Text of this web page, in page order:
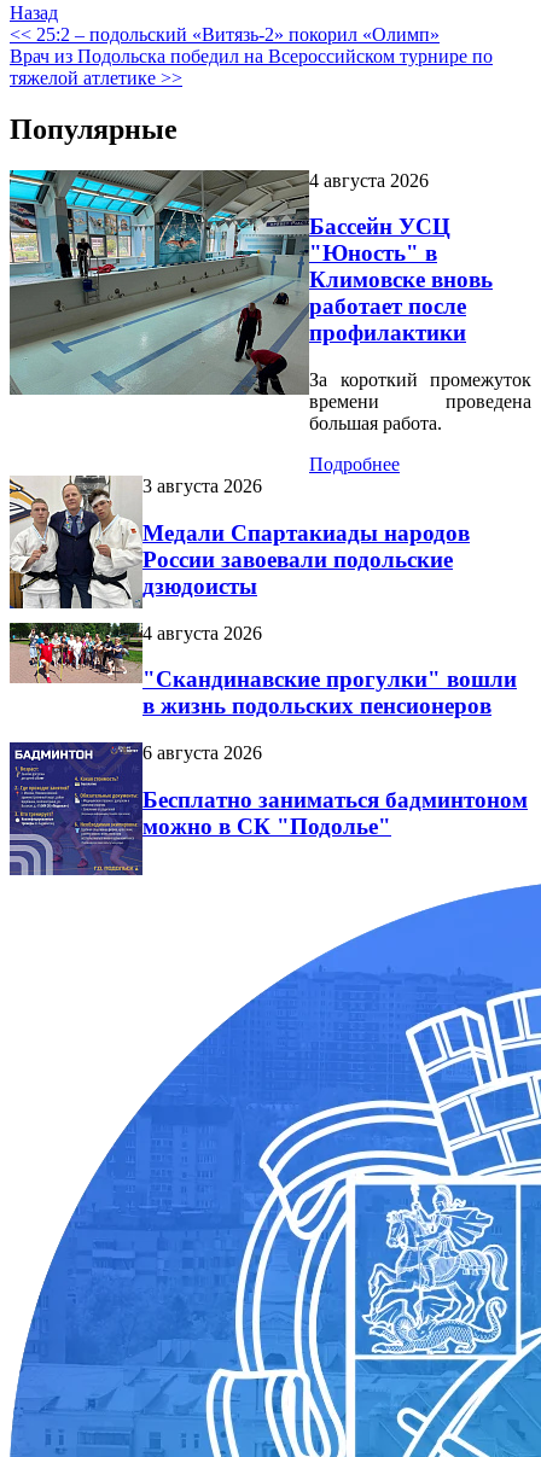
Назад
<< 25:2 – подольский «Витязь-2» покорил «Олимп»
Врач из Подольска победил на Всероссийском турнире по
тяжелой атлетике >>
Популярные
4 августа 2026
Бассейн УСЦ
"Юность" в
Климовске вновь
работает после
профилактики
За короткий промежуток
времени проведена
большая работа.
Подробнее
3 августа 2026
Медали Спартакиады народов
России завоевали подольские
дзюдоисты
4 августа 2026
"Скандинавские прогулки" вошли
в жизнь подольских пенсионеров
6 августа 2026
Бесплатно заниматься бадминтоном
можно в СК "Подолье"